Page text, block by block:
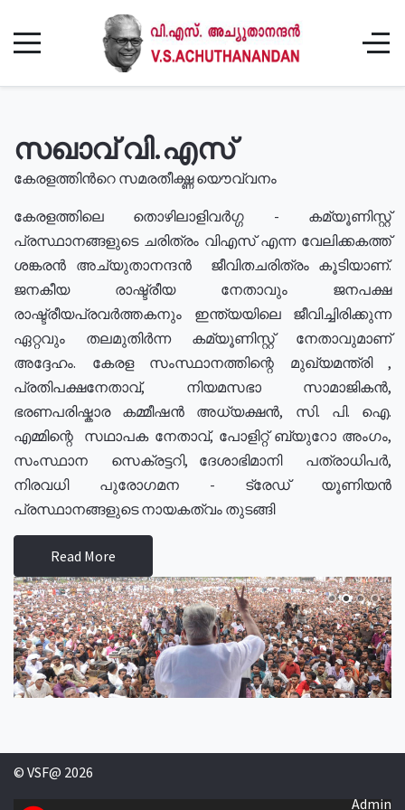
സഖാവ് വി.എസ്
കേരളത്തിൻറെ സമരതീക്ഷ്ണ യൌവ്വനം
കേരളത്തിലെ തൊഴിലാളിവർഗ്ഗ - കമ്യൂണിസ്റ്റ്
പ്രസ്ഥാനങ്ങളുടെ ചരിത്രം വിഎസ് എന്ന വേലിക്കകത്ത്
ശങ്കരൻ അച്യുതാനന്ദൻ ജീവിതചരിത്രം കൂടിയാണ്.
ജനകീയ രാഷ്ട്രീയ നേതാവും ജനപക്ഷ
രാഷ്ട്രീയപ്രവർത്തകനും ഇന്ത്യയിലെ ജീവിച്ചിരിക്കുന്ന
ഏറ്റവും തലമുതിർന്ന കമ്യൂണിസ്റ്റ് നേതാവുമാണ്
അദ്ദേഹം. കേരള സംസ്ഥാനത്തിന്റെ മുഖ്യമന്ത്രി ,
പ്രതിപക്ഷനേതാവ്, നിയമസഭാ സാമാജികൻ,
ഭരണപരിഷ്കാര കമ്മീഷൻ അധ്യക്ഷൻ, സി. പി. ഐ.
എമ്മിന്റെ സഥാപക നേതാവ്, പോളിറ്റ് ബ്യുറോ അംഗം,
സംസ്ഥാന സെക്രട്ടറി, ദേശാഭിമാനി പത്രാധിപർ,
നിരവധി പുരോഗമന - ട്രേഡ് യൂണിയൻ
പ്രസ്ഥാനങ്ങളുടെ നായകത്വം തുടങ്ങി
Read More
© VSF@ 2026
Admin